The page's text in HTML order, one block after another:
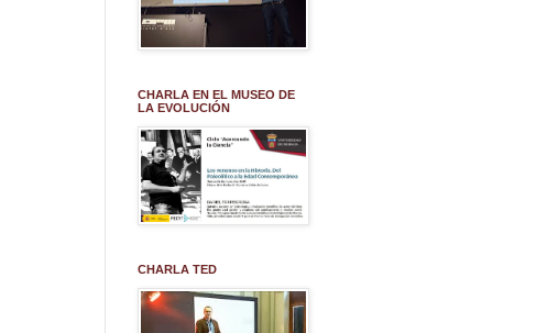
CHARLA EN EL MUSEO DE
LA EVOLUCIÓN
CHARLA TED